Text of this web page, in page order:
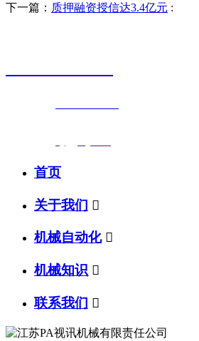
下一篇： 质押融资授信达3.4亿元 :
首页
关于我们 
机械自动化 
机械知识 
联系我们 